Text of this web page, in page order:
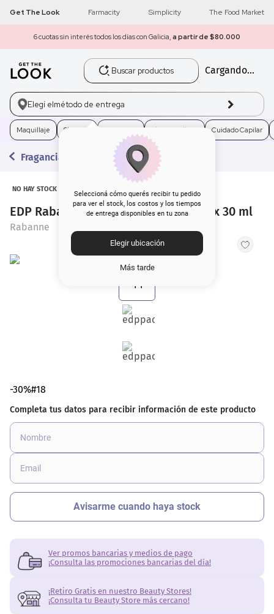
Get The Look Farmacity Simplicity The Food Market
6 cuotas sin interés todos los días con Galicia, a partir de $80.000
Buscar productos
Cargando...
Elegí elmétodo de entrega
Seleccioná cómo querés recibir tu pedido
para ver el stock, los costos y los tiempos
de entrega disponibles en tu zona
Elegir ubicación
Más tarde
Maquillaje Skincare Electro Belleza Cuidado Capilar
Fragancias
NO HAY STOCK
EDP Rabanne Lady Million Fabulous x 30 ml
Rabanne
-30%#18
Ver promos bancarias y medios de pago
¡Consulta las promociones bancarias del día!
¡Retiro Gratis en nuestro Beauty Stores!
¡Consulta tu Beauty Store más cercano!
1 get the look
2 máscara pestañas
loreal
4. brochas
5. corrector
6. rubor